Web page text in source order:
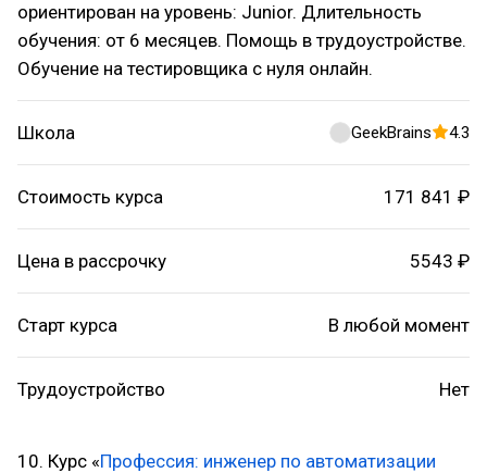
ориентирован на уровень: Junior. Длительность
обучения: от 6 месяцев. Помощь в трудоустройстве.
Обучение на тестировщика с нуля онлайн.
Школа GeekBrains 4.3
Стоимость курса 171 841 ₽
Цена в рассрочку 5543 ₽
Старт курса В любой момент
Трудоустройство Нет
10. Курс «Профессия: инженер по автоматизации